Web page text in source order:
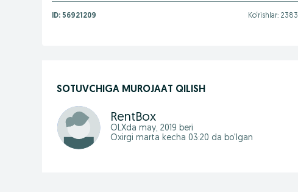
ID: 56921209 Ko‘rishlar: 2383
SOTUVCHIGA MUROJAAT QILISH
RentBox
OLXda may, 2019 beri
Oxirgi marta kecha 03:20 da bo'lgan